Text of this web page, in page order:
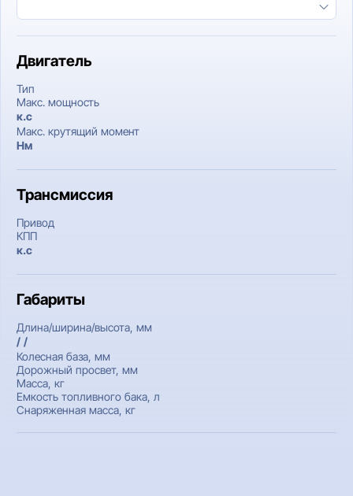
Двигатель
Тип
Макс. мощность
к.c
Макс. крутящий момент
Нм
Трансмиссия
Привод
КПП
к.c
Габариты
Длина/ширина/высота, мм
/ /
Колесная база, мм
Дорожный просвет, мм
Масса, кг
Емкость топливного бака, л
Снаряженная масса, кг